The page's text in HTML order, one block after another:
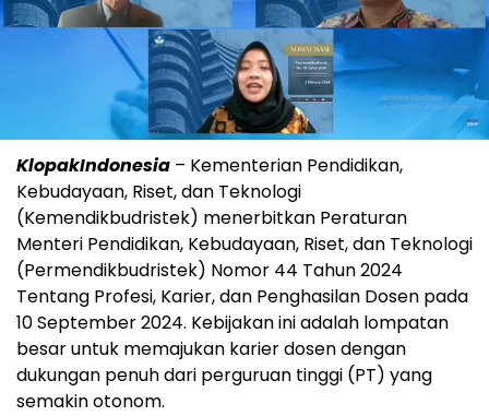
KlopakIndonesia – Kementerian Pendidikan,
Kebudayaan, Riset, dan Teknologi
(Kemendikbudristek) menerbitkan Peraturan
Menteri Pendidikan, Kebudayaan, Riset, dan Teknologi
(Permendikbudristek) Nomor 44 Tahun 2024
Tentang Profesi, Karier, dan Penghasilan Dosen pada
10 September 2024. Kebijakan ini adalah lompatan
besar untuk memajukan karier dosen dengan
dukungan penuh dari perguruan tinggi (PT) yang
semakin otonom.